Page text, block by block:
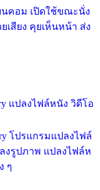
นคอม เปิดใช้ขณะนั่ง
เสียง คุยเห็นหน้า ส่ง
แปลงไฟล์หนัง วิดีโอ
โปรแกรมแปลงไฟล์
งรูปภาพ แปลงไฟล์ห
ๆ